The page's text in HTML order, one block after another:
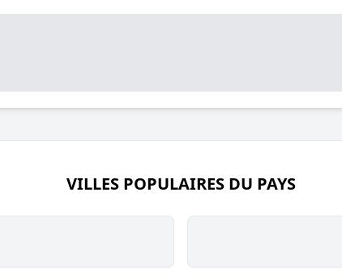
VILLES POPULAIRES DU PAYS